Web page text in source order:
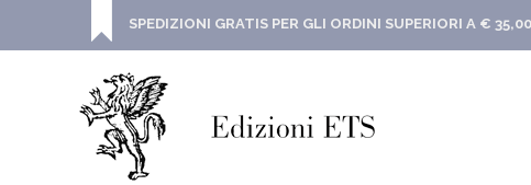
SPEDIZIONI GRATIS PER GLI ORDINI SUPERIORI A € 35,00